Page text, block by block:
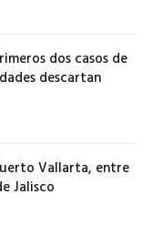
dos casos de
descartan
Vallarta, entre
Jalisco